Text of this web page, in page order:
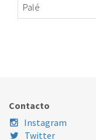
Palé
Contacto
Instagram
Twitter